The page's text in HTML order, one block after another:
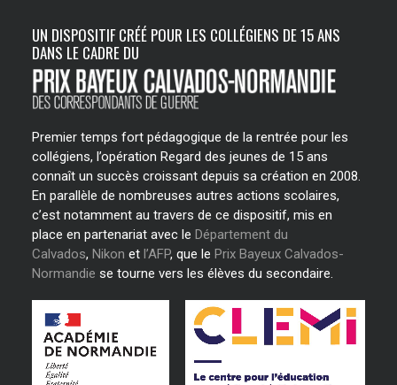
UN DISPOSITIF CRÉÉ POUR LES COLLÉGIENS DE 15 ANS
DANS LE CADRE DU
Premier temps fort pédagogique de la rentrée pour les
collégiens, l’opération Regard des jeunes de 15 ans
connaît un succès croissant depuis sa création en 2008.
En parallèle de nombreuses autres actions scolaires,
c’est notamment au travers de ce dispositif, mis en
place en partenariat avec le Département du
Calvados, Nikon et l’AFP, que le Prix Bayeux Calvados-
Normandie se tourne vers les élèves du secondaire.